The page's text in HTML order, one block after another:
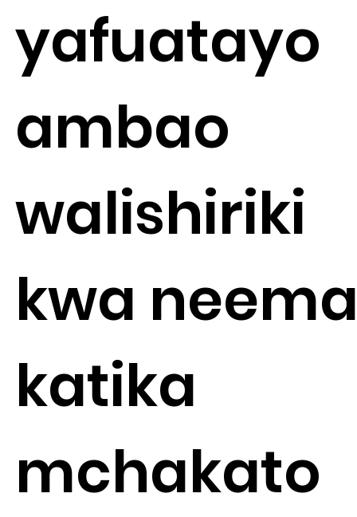
yafuatayo
ambao
walishiriki
kwa
katika
mchakato